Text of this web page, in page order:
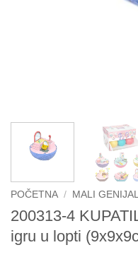
POČETNA / MALI
200313-4
igru u lopti